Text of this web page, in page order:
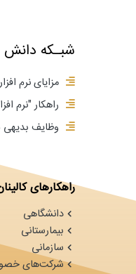
شبـکه دانش
مزایای نرم
راهکار "نرم
وظایف بدیهی
راهکارهای
دانشگاهی
بیمارستانی
سازمانی
شرکت‌های